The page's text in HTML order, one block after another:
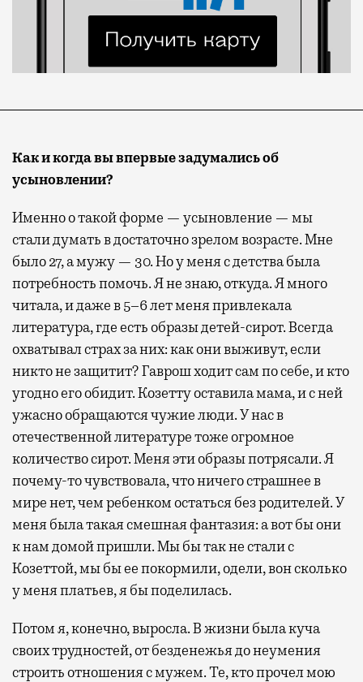
Как и когда вы впервые задумались об
усыновлении?
Именно о такой форме — усыновление — мы
стали думать в достаточно зрелом возрасте. Мне
было 27, а мужу — 30. Но у меня с детства была
потребность помочь. Я не знаю, откуда. Я много
читала, и даже в 5–6 лет меня привлекала
литература, где есть образы детей-сирот. Всегда
охватывал страх за них: как они выживут, если
никто не защитит? Гаврош ходит сам по себе, и кто
угодно его обидит. Козетту оставила мама, и с ней
ужасно обращаются чужие люди. У нас в
отечественной литературе тоже огромное
количество сирот. Меня эти образы потрясали. Я
почему-то чувствовала, что ничего страшнее в
мире нет, чем ребенком остаться без родителей. У
меня была такая смешная фантазия: а вот бы они
к нам домой пришли. Мы бы так не стали с
Козеттой, мы бы ее покормили, одели, вон сколько
у меня платьев, я бы поделилась.
Потом я, конечно, выросла. В жизни была куча
своих трудностей, от безденежья до неумения
строить отношения с мужем. Те, кто прочел мою